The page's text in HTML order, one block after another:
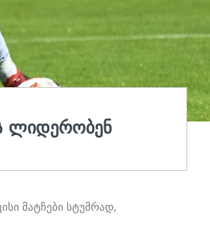
ᲚᲘᲓᲔᲠᲝᲑᲔᲜ
მატჩები სტუმრად,